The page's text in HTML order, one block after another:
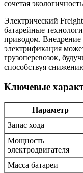
сочетая
Электрический
батарейные
приводом. Внедрение
электрификация
грузоперевозок,
способствуя
Ключевые
Параметр
Запас хода
Мощность
электродвигателя
Масса батареи